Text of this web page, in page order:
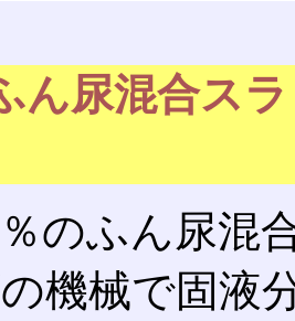
ん尿混合ス
のふん尿混
機械で固液